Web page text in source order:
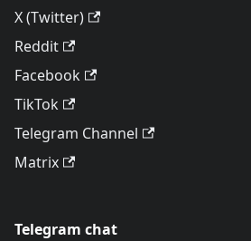
X (Twitter)
Reddit
Facebook
TikTok
Telegram Channel
Matrix
Telegram chat